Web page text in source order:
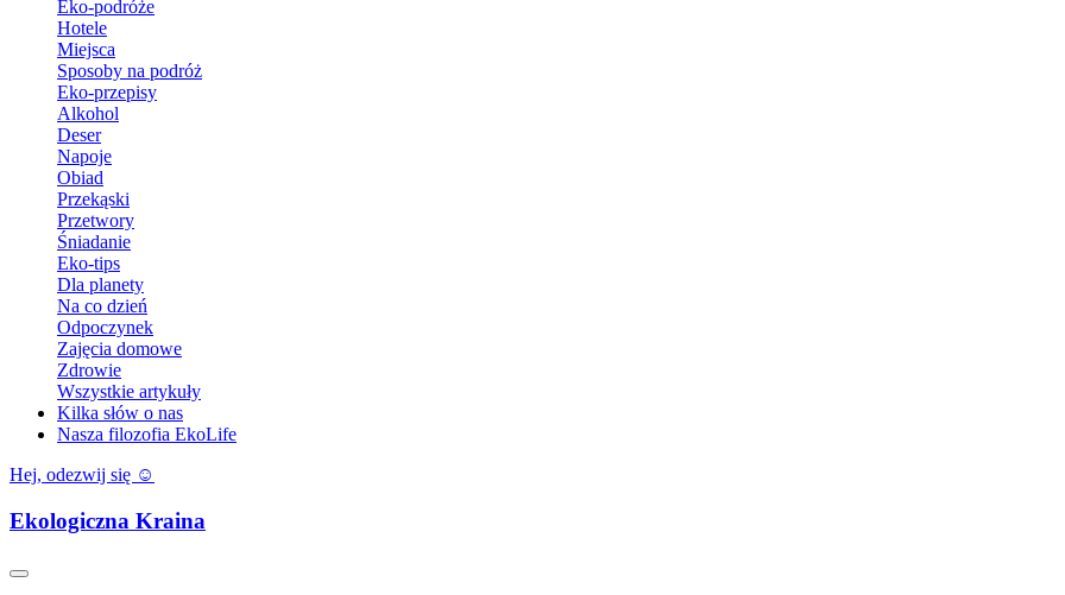
Eko-podróże
Hotele
Miejsca
Sposoby na podróż
Eko-przepisy
Alkohol
Deser
Napoje
Obiad
Przekąski
Przetwory
Śniadanie
Eko-tips
Dla planety
Na co dzień
Odpoczynek
Zajęcia domowe
Zdrowie
Wszystkie artykuły
Kilka słów o nas
Nasza filozofia EkoLife
Hej, odezwij się ☺️
Ekologiczna Kraina